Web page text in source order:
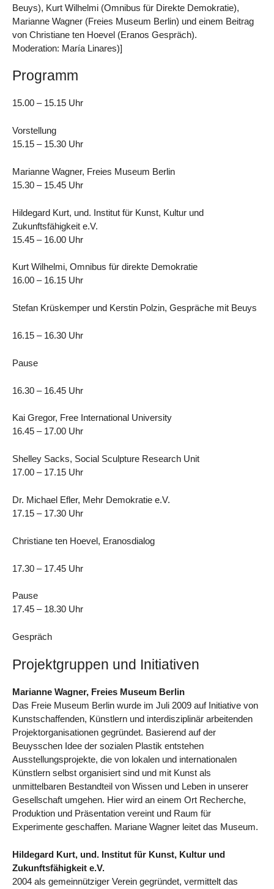
Beuys), Kurt Wilhelmi (Omnibus für Direkte Demokratie),
Marianne Wagner (Freies Museum Berlin) und einem Beitrag
von Christiane ten Hoevel (Eranos Gespräch).
Moderation: María Linares)]
Programm
15.00 – 15.15 Uhr
Vorstellung
15.15 – 15.30 Uhr
Marianne Wagner, Freies Museum Berlin
15.30 – 15.45 Uhr
Hildegard Kurt, und. Institut für Kunst, Kultur und
Zukunftsfähigkeit e.V.
15.45 – 16.00 Uhr
Kurt Wilhelmi, Omnibus für direkte Demokratie
16.00 – 16.15 Uhr
Stefan Krüskemper und Kerstin Polzin, Gespräche mit Beuys
16.15 – 16.30 Uhr
Pause
16.30 – 16.45 Uhr
Kai Gregor, Free International University
16.45 – 17.00 Uhr
Shelley Sacks, Social Sculpture Research Unit
17.00 – 17.15 Uhr
Dr. Michael Efler, Mehr Demokratie e.V.
17.15 – 17.30 Uhr
Christiane ten Hoevel, Eranosdialog
17.30 – 17.45 Uhr
Pause
17.45 – 18.30 Uhr
Gespräch
Projektgruppen und Initiativen
Marianne Wagner, Freies Museum Berlin
Das Freie Museum Berlin wurde im Juli 2009 auf Initiative von
Kunstschaffenden, Künstlern und interdisziplinär arbeitenden
Projektorganisationen gegründet. Basierend auf der
Beuysschen Idee der sozialen Plastik entstehen
Ausstellungsprojekte, die von lokalen und internationalen
Künstlern selbst organisiert sind und mit Kunst als
unmittelbaren Bestandteil von Wissen und Leben in unserer
Gesellschaft umgehen. Hier wird an einem Ort Recherche,
Produktion und Präsentation vereint und Raum für
Experimente geschaffen. Mariane Wagner leitet das Museum.
Hildegard Kurt, und. Institut für Kunst, Kultur und
Zukunftsfähigkeit e.V.
2004 als gemeinnütziger Verein gegründet, vermittelt das